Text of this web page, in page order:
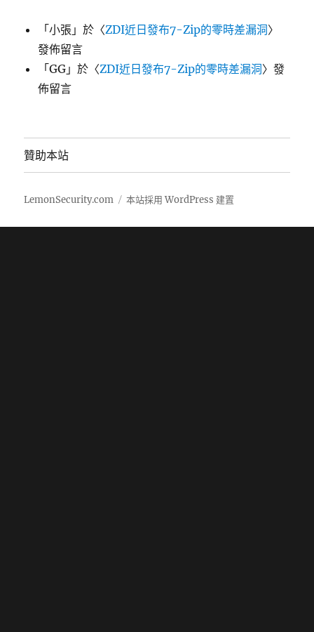
「小張 」於〈ZDI近日發布7-Zip的零時差漏洞〉
發佈留言
「GG 」於〈ZDI近日發布7-Zip的零時差漏洞〉發
佈留言
贊助本站
LemonSecurity.com 本站採用 WordPress 建置